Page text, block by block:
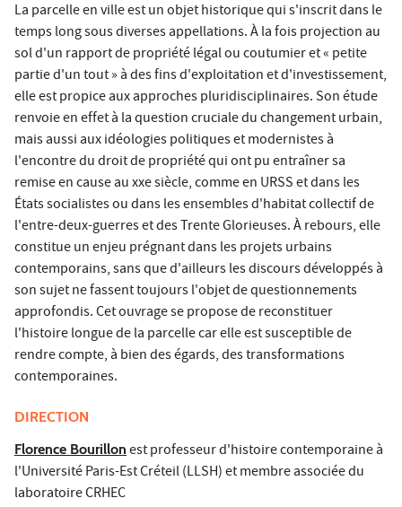
La parcelle en ville est un objet historique qui s'inscrit dans le
temps long sous diverses appellations. À la fois projection au
sol d'un rapport de propriété légal ou coutumier et « petite
partie d'un tout » à des fins d'exploitation et d'investissement,
elle est propice aux approches pluridisciplinaires. Son étude
renvoie en effet à la question cruciale du changement urbain,
mais aussi aux idéologies politiques et modernistes à
l'encontre du droit de propriété qui ont pu entraîner sa
remise en cause au xxe siècle, comme en URSS et dans les
États socialistes ou dans les ensembles d'habitat collectif de
l'entre-deux-guerres et des Trente Glorieuses. À rebours, elle
constitue un enjeu prégnant dans les projets urbains
contemporains, sans que d'ailleurs les discours développés à
son sujet ne fassent toujours l'objet de questionnements
approfondis. Cet ouvrage se propose de reconstituer
l'histoire longue de la parcelle car elle est susceptible de
rendre compte, à bien des égards, des transformations
contemporaines.
DIRECTION
Florence Bourillon est professeur d'histoire contemporaine à
l'Université Paris-Est Créteil (LLSH) et membre associée du
laboratoire CRHEC